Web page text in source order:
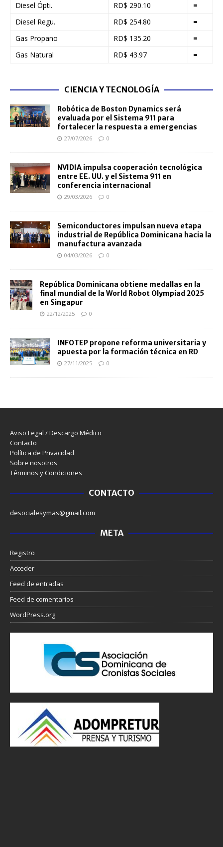
Diesel Ópti.
RD$ 290.10
=
Diesel Regu.
RD$ 254.80
=
Gas Propano
RD$ 135.20
=
Gas Natural
RD$ 43.97 =
CIENCIA Y TECNOLOGÍA
Robótica de Boston Dynamics será
evaluada por el Sistema 911 para
fortalecer la respuesta a emergencias
27/07/2026 0
NVIDIA impulsa cooperación tecnológica
entre EE. UU. y el Sistema 911 en
conferencia internacional
29/03/2026 0
Semiconductores impulsan nueva etapa
industrial de República Dominicana hacia la
manufactura avanzada
04/03/2026 0
República Dominicana obtiene medallas en la
final mundial de la World Robot Olympiad 2025
en Singapur
22/12/2025 0
INFOTEP propone reforma universitaria y
apuesta por la formación técnica en RD
27/11/2025 0
Aviso Legal / Descargo Médico
Contacto
Política de Privacidad
Sobre nosotros
Términos y Condiciones
CONTACTO
desocialesymas@gmail.com
META
Registro
Acceder
Feed de entradas
Feed de comentarios
WordPress.org